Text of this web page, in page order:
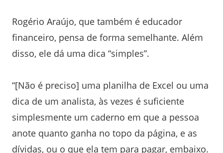
Rogério Araújo, que também é educador
financeiro, pensa de forma semelhante. Além
disso, ele dá uma dica “simples”.
“[Não é preciso] uma planilha de Excel ou uma
dica de um analista, às vezes é suficiente
simplesmente um caderno em que a pessoa
anote quanto ganha no topo da página, e as
dívidas, ou o que ela tem para pagar, embaixo.